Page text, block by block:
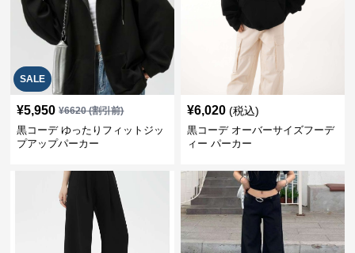
SALE
¥5,950 ¥6620(割引前)
黒コーデ ゆったりフィットジッ
プアップパーカー
¥6,020 (税込)
黒コーデ オーバーサイズフーデ
ィー パーカー